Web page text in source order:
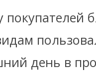
день в